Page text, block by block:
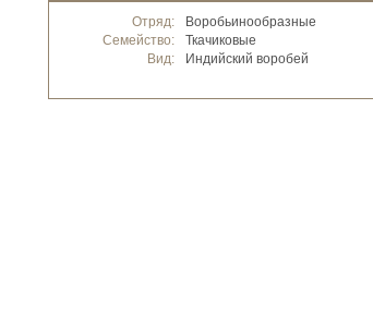
Отряд:
Воробьинообразные
Семейство:
Ткачиковые
Вид:
Индийский воробей